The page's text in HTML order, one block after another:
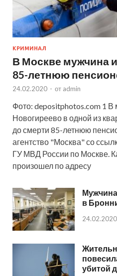
КРИМИНАЛ
В Москве мужчина
85-летнюю
24.02.2020 - от admin
Фото: depositphotos.com 1 В
Новогиреево в одной из
до смерти 85-летнюю
агентство "Москва" со
ГУ МВД России по Москве.
произошел по адресу
в
24.02.2020
убитой